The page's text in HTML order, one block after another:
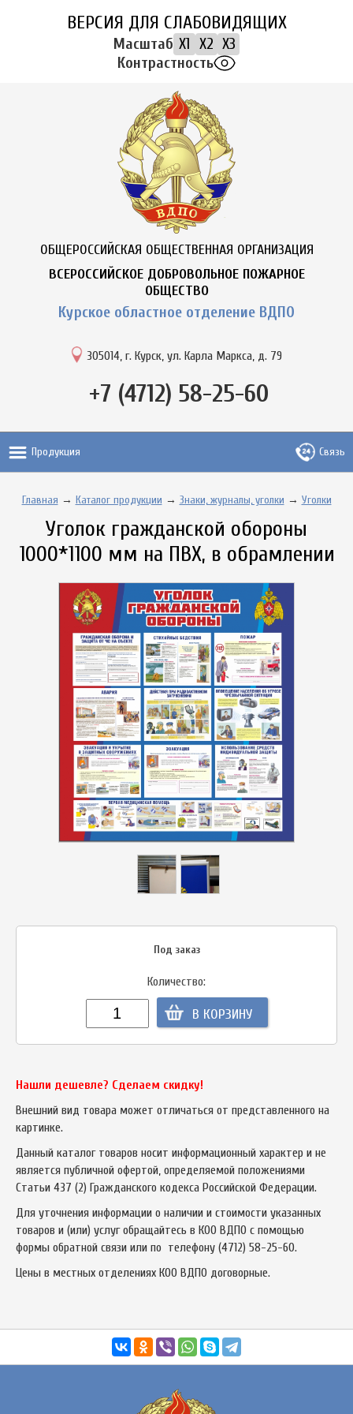
ВЕРСИЯ ДЛЯ СЛАБОВИДЯЩИХ
Масштаб X1 X2 X3
Контрастность
ОБЩЕРОССИЙСКАЯ ОБЩЕСТВЕННАЯ ОРГАНИЗАЦИЯ
ВСЕРОССИЙСКОЕ ДОБРОВОЛЬНОЕ ПОЖАРНОЕ
ОБЩЕСТВО
Курское областное отделение ВДПО
305014, г. Курск, ул. Карла Маркса, д. 79
+7 (4712) 58-25-60
Продукция Связь
Главная → Каталог продукции → Знаки, журналы, уголки → Уголки
Уголок гражданской обороны
1000*1100 мм на ПВХ, в обрамлении
Под заказ
Количество:
В КОРЗИНУ
Нашли дешевле? Сделаем скидку!
Внешний вид товара может отличаться от представленного на
картинке.
Данный каталог товаров носит информационный характер и не
является публичной офертой, определяемой положениями
Статьи 437 (2) Гражданского кодекса Российской Федерации.
Для уточнения информации о наличии и стоимости указанных
товаров и (или) услуг обращайтесь в КОО ВДПО с помощью
формы обратной связи или по телефону (4712) 58-25-60.
Цены в местных отделениях КОО ВДПО договорные.